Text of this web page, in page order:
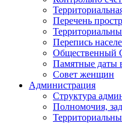
Перечень
Перепись
Общественный
Памятные даты
Совет женщин
Администрация
Структура
Полномочия,